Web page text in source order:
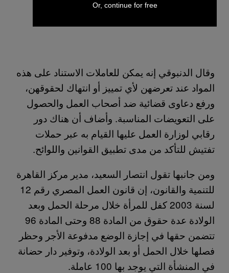
وقال الدنبوقي إنه يمكن للعاملات الاستناد على هذه
المواد عند تعرضهن لأي تمييز أو انتهاك لحقوقهن،
ورفع دعاوى قضائية ضد أصحاب العمل والحصول
على التعويضات المناسبة. وأضاف أن هناك دور
رقابي لوزارة العمل عليها القيام به عبر حملات
تفتيش للتأكد من مدى تطبيق القوانين واللوائح.
ومن جانبها تقول انتصار السعيد، مدير مركز القاهرة
للتنمية والقانون، إن قانون العمل المصري رقم 12
لسنة 2003 كفل للمرأة خلال مرحلة الحمل وبعد
الولادة عدة حقوق من المادة 88 وحتى المادة 96
تتضمن حقها في إجازة الوضع مدفوعة الأجر وحظر
فصلها خلال الحمل أو بعد الولادة، وتوفير دار حضانة
في المنشأة التي يوجد بها 100 عاملة.
Or, continue for free